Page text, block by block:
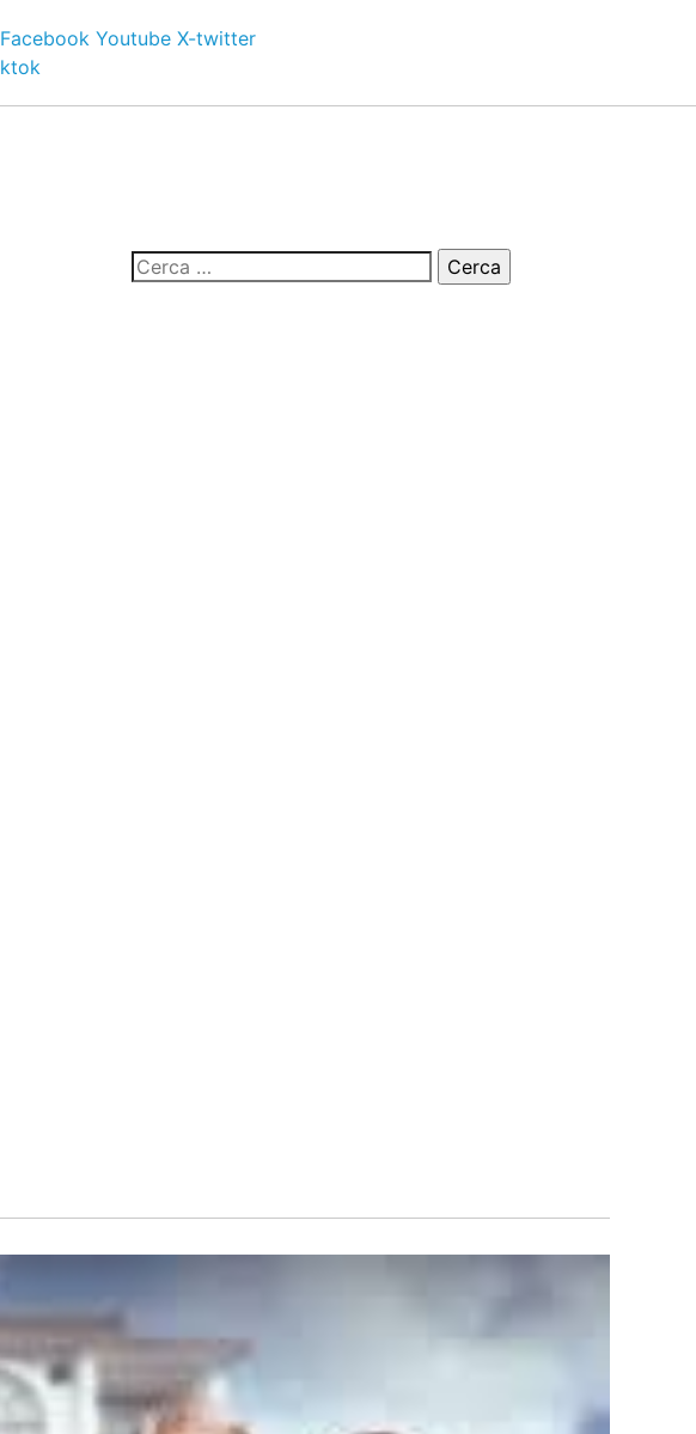
Facebook Youtube X-twitter